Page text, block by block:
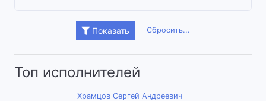
Показать Сбросить...
Топ исполнителей
Храмцов Сергей Андреевич